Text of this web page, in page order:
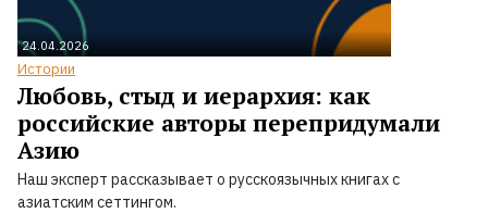
24.04.2026
Истории
Любовь, стыд и иерархия: как
российские авторы перепридумали
Азию
Наш эксперт рассказывает о русскоязычных книгах с
азиатским сеттингом.